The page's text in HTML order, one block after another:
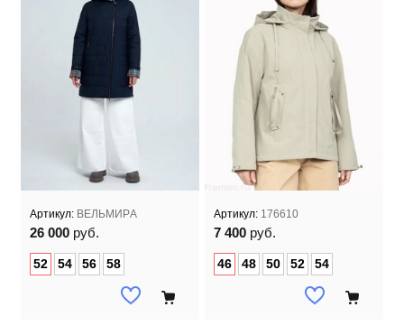
Артикул: ВЕЛЬМИРА
26 000 руб.
52 54 56 58
Артикул: 176610
7 400 руб.
46 48 50 52 54